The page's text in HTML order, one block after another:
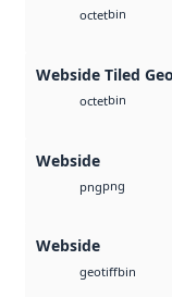
octetbin
Webside Tiled
octetbin
Webside
pngpng
Webside
geotiffbin